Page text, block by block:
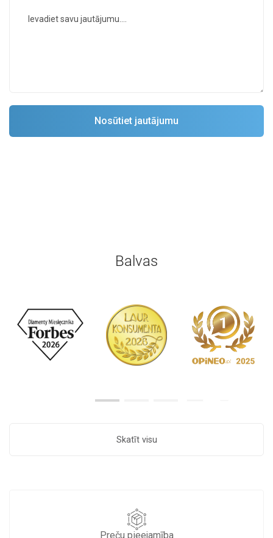
Balvas
Skatīt visu
Preču pieejamība